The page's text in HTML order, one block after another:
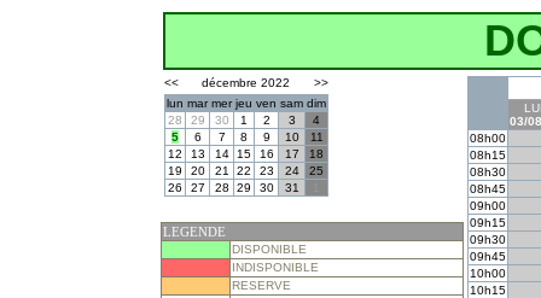
<< décembre 2022
>>
lun mar mer jeu ven sam dim
28
29 30 1 2 3
4
5
6 7 8 9 10
11
12
13 14 15 16 17
18
19
20 21 22 23 24
25
26
27 28 29 30 31
LEGENDE
DISPONIBLE
INDISPONIBLE
RESERVE
03/
08h00
08h15
08h30
08h45
09h00
09h15
09h30
09h45
10h00
10h15